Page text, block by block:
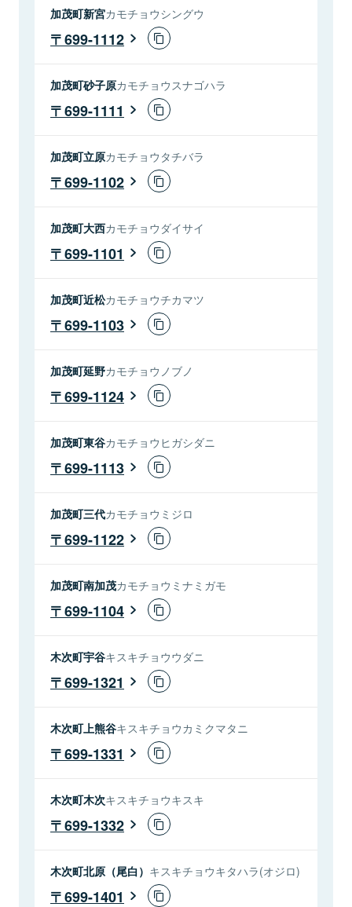
加茂町新宮カモチョウシングウ
699-1112
加茂町砂子原カモチョウスナゴハラ
699-1111
加茂町立原カモチョウタチバラ
699-1102
加茂町大西カモチョウダイサイ
699-1101
加茂町近松カモチョウチカマツ
699-1103
加茂町延野カモチョウノブノ
699-1124
加茂町東谷カモチョウヒガシダニ
699-1113
加茂町三代カモチョウミジロ
699-1122
加茂町南加茂カモチョウミナミガモ
699-1104
木次町宇谷キスキチョウウダニ
699-1321
木次町上熊谷キスキチョウカミクマタニ
699-1331
木次町木次キスキチョウキスキ
699-1332
木次町北原（尾白） キスキチョウキタハラ(オジロ)
699-1401